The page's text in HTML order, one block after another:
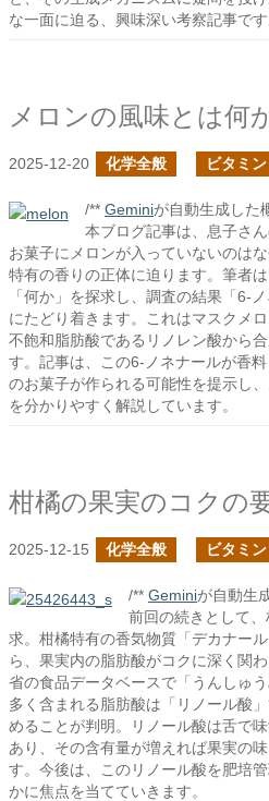
な一面に迫る、興味深い考察記事です
メロンの風味とは何
2025-12-20 化学全般 ビタミ
/** Geminiが自動生成した
本ブログ記事は、息子さ
お菓子にメロンが入っていないのは
特有の香りの正体に迫ります。筆者
「何か」を探求し、調査の結果「6-
にたどり着きます。これはマスクメ
不飽和脂肪酸であるリノレン酸から
す。記事は、この6-ノネナールが香
のお菓子が作られる可能性を提示し
を分かりやすく解説しています。
2025-12-15 化学全般 ビタミ
/** Geminiが自動生
前回の続きとして
求。柑橘特有の香気物質「デカナー
ら、果実内の脂肪酸がコクに深く関
省の食品データベースで「うんしゅ
多く含まれる脂肪酸は「リノール酸
めることが判明。リノール酸は舌で
あり、その含有量が増えれば果実の
す。今後は、このリノール酸を肥培
かに焦点を当てていきます。